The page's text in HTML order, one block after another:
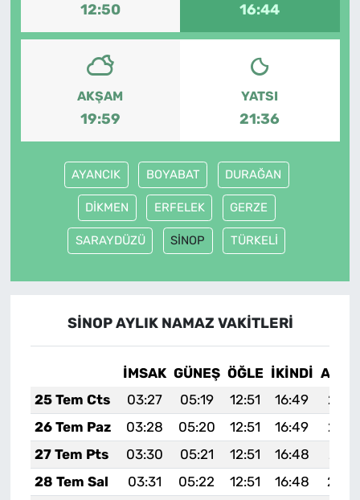
12:50 16:44
AKŞAM
19:59
YATSI
21:36
AYANCIK BOYABAT DURAĞAN
DİKMEN ERFELEK GERZE
SARAYDÜZÜ SİNOP TÜRKELİ
SİNOP AYLIK NAMAZ VAKITLERI
İMSAK GÜNEŞ ÖĞLE İKINDI
25 Tem Cts
03:27 05:19 12:51 16:49
26 Tem Paz
03:28 05:20 12:51 16:49
27 Tem Pts
03:30 05:21 12:51 16:48
20:11
28 Tem Sal
03:31 05:22 12:51 16:48